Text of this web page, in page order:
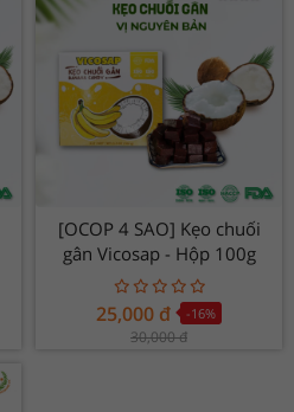
[OCOP 4 SAO] Kẹo chuối
gân Vicosap - Hộp 100g
25,000 đ -16%
30,000đ